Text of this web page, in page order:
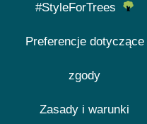
#StyleForTrees
Preferencje dotyczące
zgody
Zasady i warunki